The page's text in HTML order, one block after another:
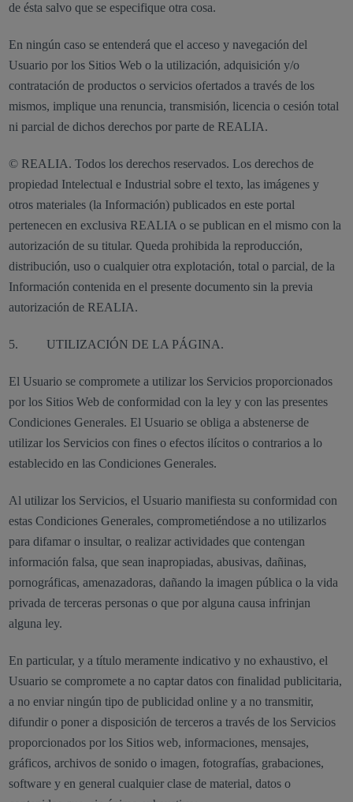
de ésta salvo que se especifique otra cosa.
En ningún caso se entenderá que el acceso y navegación del
Usuario por los Sitios Web o la utilización, adquisición y/o
contratación de productos o servicios ofertados a través de los
mismos, implique una renuncia, transmisión, licencia o cesión total
ni parcial de dichos derechos por parte de REALIA.
© REALIA. Todos los derechos reservados. Los derechos de
propiedad Intelectual e Industrial sobre el texto, las imágenes y
otros materiales (la Información) publicados en este portal
pertenecen en exclusiva REALIA o se publican en el mismo con la
autorización de su titular. Queda prohibida la reproducción,
distribución, uso o cualquier otra explotación, total o parcial, de la
Información contenida en el presente documento sin la previa
autorización de REALIA.
5. UTILIZACIÓN DE LA PÁGINA.
El Usuario se compromete a utilizar los Servicios proporcionados
por los Sitios Web de conformidad con la ley y con las presentes
Condiciones Generales. El Usuario se obliga a abstenerse de
utilizar los Servicios con fines o efectos ilícitos o contrarios a lo
establecido en las Condiciones Generales.
Al utilizar los Servicios, el Usuario manifiesta su conformidad con
estas Condiciones Generales, comprometiéndose a no utilizarlos
para difamar o insultar, o realizar actividades que contengan
información falsa, que sean inapropiadas, abusivas, dañinas,
pornográficas, amenazadoras, dañando la imagen pública o la vida
privada de terceras personas o que por alguna causa infrinjan
alguna ley.
En particular, y a título meramente indicativo y no exhaustivo, el
Usuario se compromete a no captar datos con finalidad publicitaria,
a no enviar ningún tipo de publicidad online y a no transmitir,
difundir o poner a disposición de terceros a través de los Servicios
proporcionados por los Sitios web, informaciones, mensajes,
gráficos, archivos de sonido o imagen, fotografías, grabaciones,
software y en general cualquier clase de material, datos o